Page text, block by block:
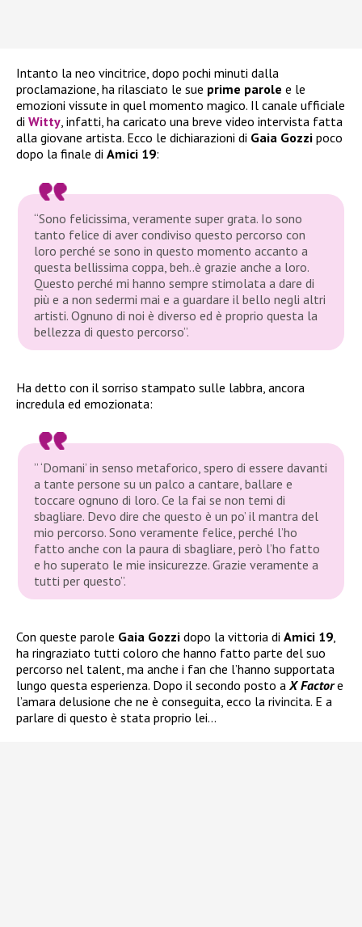
Intanto la neo vincitrice, dopo pochi minuti dalla
proclamazione, ha rilasciato le sue prime parole e le
emozioni vissute in quel momento magico. Il canale ufficiale
di Witty, infatti, ha caricato una breve video intervista fatta
alla giovane artista. Ecco le dichiarazioni di Gaia Gozzi poco
dopo la finale di Amici 19:
“Sono felicissima, veramente super grata. Io sono
tanto felice di aver condiviso questo percorso con
loro perché se sono in questo momento accanto a
questa bellissima coppa, beh..è grazie anche a loro.
Questo perché mi hanno sempre stimolata a dare di
più e a non sedermi mai e a guardare il bello negli altri
artisti. Ognuno di noi è diverso ed è proprio questa la
bellezza di questo percorso”.
Ha detto con il sorriso stampato sulle labbra, ancora
incredula ed emozionata:
” ‘Domani’ in senso metaforico, spero di essere davanti
a tante persone su un palco a cantare, ballare e
toccare ognuno di loro. Ce la fai se non temi di
sbagliare. Devo dire che questo è un po’ il mantra del
mio percorso. Sono veramente felice, perché l’ho
fatto anche con la paura di sbagliare, però l’ho fatto
e ho superato le mie insicurezze. Grazie veramente a
tutti per questo”.
Con queste parole Gaia Gozzi dopo la vittoria di Amici 19
ha ringraziato tutti coloro che hanno fatto parte del suo
percorso nel talent, ma anche i fan che l’hanno supportata
lungo questa esperienza. Dopo il secondo posto a X Factore
l’amara delusione che ne è conseguita, ecco la rivincita. E a
parlare di questo è stata proprio lei…